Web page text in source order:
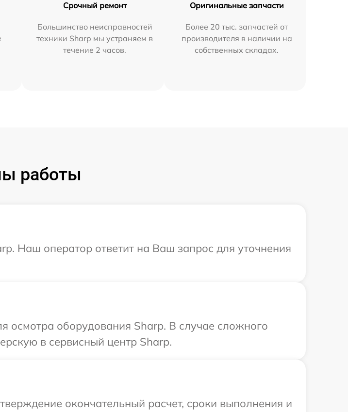
Срочный ремонт
Большинство неисправностей
техники Sharp мы устраняем в
течение 2 часов.
Оригинальные запчасти
Более 20 тыс. запчастей от
производителя в наличии на
собственных складах.
работы
Наш оператор ответит на Ваш запрос для уточнения
осмотра оборудования Sharp. В случае сложного
в сервисный центр Sharp.
окончательный расчет, сроки выполнения и